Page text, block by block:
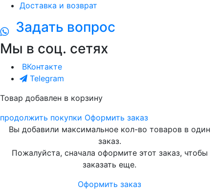
Доставка и возврат
Задать вопрос
Мы в соц. сетях
ВКонтакте
Telegram
Товар добавлен в корзину
продолжить покупки Оформить заказ
Вы добавили максимальное кол-во товаров в один
заказ.
Пожалуйста, сначала оформите этот заказ, чтобы
заказать еще.
Оформить заказ